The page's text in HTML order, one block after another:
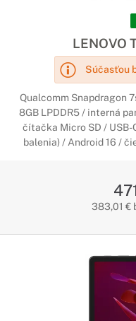
Tablety Lenovo
Zábava pre
Hľadáte tenký a ľahký
rodinou? Rad Lenovo
skvelému zvuku a
ideálne pre zábavu. A
členovia rodiny v
LENOVO
Súčasťou
Qualcomm Snapdragon
8GB LPDDR5 / interná
čítačka Micro SD / USB-
balenia) / Android 16 /
383,01 €